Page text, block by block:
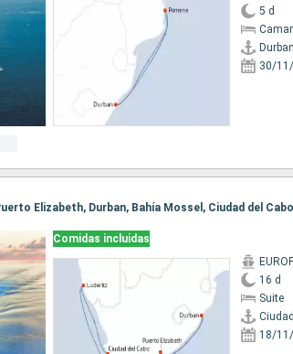
5 d
Durban
30/
Elizabeth, Durban, Bahía Mossel, Ciudad del Cabo
Comidas incluidas
16 d
Suite
18/